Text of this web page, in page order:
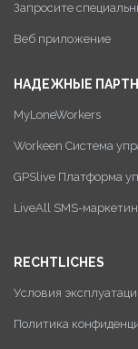
Запросите
Веб приложение
НАДЕЖНЫЕ
MyLoneWorkers
Workeen Система
GPSlive Платформа
LiveAll SMS-
RECHTLICHES
Условия
Политика